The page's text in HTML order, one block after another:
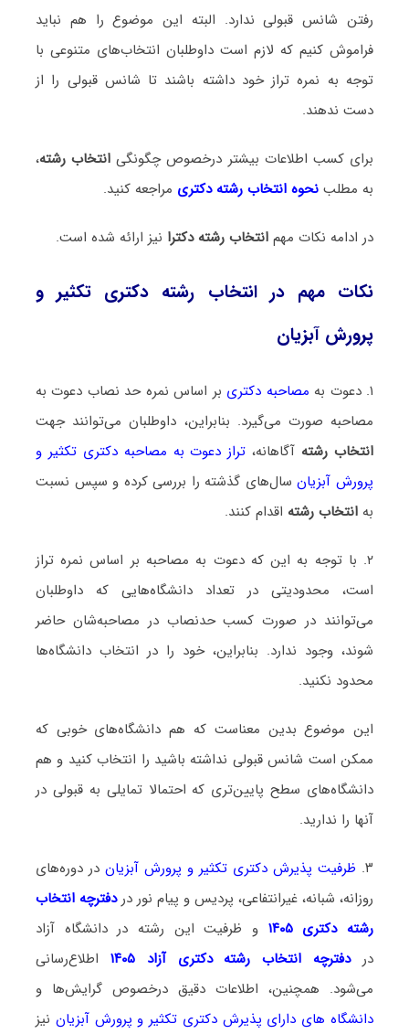
رفتن شانس قبولی ندارد. البته این موضوع را هم نباید
فراموش کنیم که لازم است داوطلبان انتخاب‌های متنوعی با
توجه به نمره تراز خود داشته باشند تا شانس قبولی را از
دست ندهند.
برای کسب اطلاعات بیشتر درخصوص چگونگی انتخاب رشته،
به مطلب نحوه انتخاب رشته دکتری مراجعه کنید.
در ادامه نکات مهم انتخاب رشته دکترا نیز ارائه شده است.
نکات مهم در انتخاب رشته دکتری تکثیر و
پرورش آبزیان
۱. دعوت به مصاحبه دکتری بر اساس نمره حد نصاب دعوت به
مصاحبه صورت می‌گیرد. بنابراین، داوطلبان می‌توانند جهت
انتخاب رشته آگاهانه، تراز دعوت به مصاحبه دکتری تکثیر و
پرورش آبزیانسال‌های گذشته را بررسی کرده و سپس نسبت
به انتخاب رشته اقدام کنند.
۲. با توجه به این که دعوت به مصاحبه بر اساس نمره تراز
است، محدودیتی در تعداد دانشگاه‌هایی که داوطلبان
می‌توانند در صورت کسب حدنصاب در مصاحبه‌شان حاضر
شوند، وجود ندارد. بنابراین، خود را در انتخاب دانشگاه‌ها
محدود نکنید.
این موضوع بدین معناست که هم دانشگاه‌های خوبی که
ممکن است شانس قبولی نداشته باشید را انتخاب کنید و هم
دانشگاه‌های سطح پایین‌تری که احتمالا تمایلی به قبولی در
آنها را ندارید.
۳. ظرفیت پذیرش دکتری تکثیر و پرورش آبزیان در دوره‌های
روزانه، شبانه، غیرانتفاعی، پردیس و پیام نور دردفترچه انتخاب
رشته دکتری ۱۴۰۵
و ظرفیت این رشته در دانشگاه آزاد
دردفترچه انتخاب رشته دکتری آزاد ۱۴۰۵
اطلاع‌رسانی
می‌شود. همچنین، اطلاعات دقیق درخصوص گرایش‌ها و
دانشگاه‌ های دارای پذیرش دکتری تکثیر و پرورش آبزیان نیز